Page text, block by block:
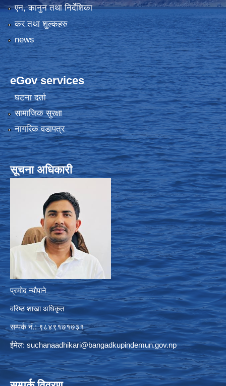
एन, कानुन तथा निर्देशिका
कर तथा शुल्कहरु
news
eGov services
घटना दर्ता
सामाजिक सुरक्षा
नागरिक वडापत्र
सूचना अधिकारी
प्रमोद न्यौपाने
वरिष्ठ शाखा अधिकृत
सम्पर्क नं.: ९८४९१७१७३१
ईमेल: suchanaadhikari@bangadkupindemun.gov.np